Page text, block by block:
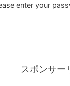
enter your
スポンサー